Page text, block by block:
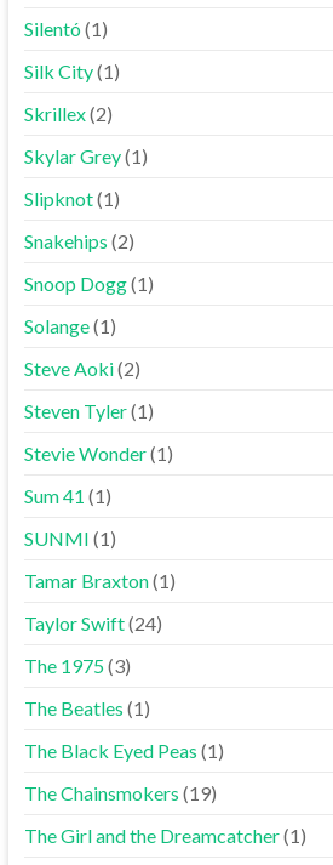
Silentó(1)
Silk City(1)
Skrillex(2)
Skylar Grey(1)
Slipknot(1)
Snakehips (2)
Snoop Dogg(1)
Solange(1)
Steve Aoki(2)
Steven Tyler(1)
Stevie Wonder(1)
Sum 41 (1)
SUNMI (1)
Tamar Braxton(1)
Taylor Swift(24)
The 1975(3)
The Beatles (1)
The Black Eyed Peas (1)
The Chainsmokers (19)
The Girl and the Dreamcatcher(1)